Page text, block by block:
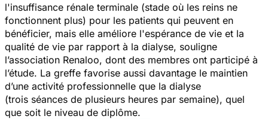
l'insuffisance rénale terminale (stade où les reins ne
fonctionnent plus) pour les patients qui peuvent en
bénéficier, mais elle améliore l'espérance de vie et la
qualité de vie par rapport à la dialyse, souligne
l’association Renaloo, dont des membres ont participé à
l’étude. La greffe favorise aussi davantage le maintien
d’une activité professionnelle que la dialyse
(trois séances de plusieurs heures par semaine), quel
que soit le niveau de diplôme.